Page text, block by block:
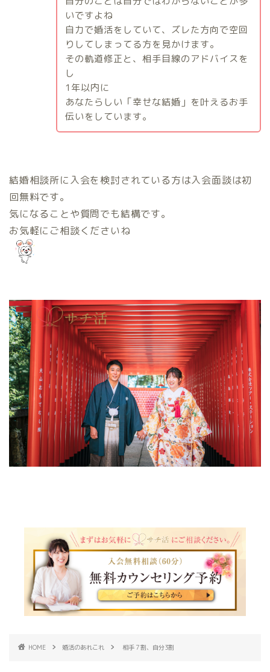
いですよね
自力で婚活をしていて、ズレた方向で空回
りしてしまってる方を見かけます。
その軌道修正と、相手目線のアドバイスを
し
1 年以内に
あなたらしい「幸せな結婚」を叶えるお手
伝いをしています。
結婚相談所に入会を検討されている方は入会面談は初
回無料です。
気になることや質問でも結構です。
お気軽にご相談くださいね
HOME 婚活のあれこれ 相手７割、自分3割